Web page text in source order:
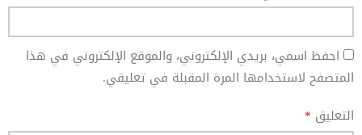
احفظ اسمي، بريدي الإلكتروني، والموقع الإلكتروني في هذا
المتصفح لاستخدامها المرة المقبلة في تعليقي.
التعليق *